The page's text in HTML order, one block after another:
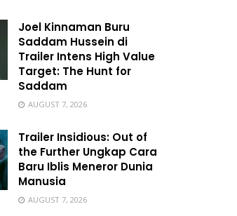
Joel Kinnaman Buru
Saddam Hussein di
Trailer Intens High Value
Target: The Hunt for
Saddam
AUGUST 7, 2026
Trailer Insidious: Out of
the Further Ungkap Cara
Baru Iblis Meneror Dunia
Manusia
AUGUST 7, 2026